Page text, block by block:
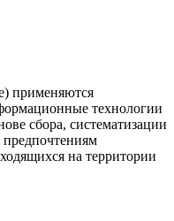
применяются
технологии
сбора, систематизации
предпочтениям
на территории